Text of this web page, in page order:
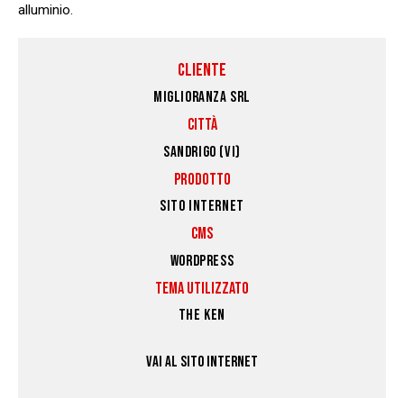
alluminio.
CLIENTE
MIGLIORANZA SRL
CITTÀ
SANDRIGO (VI)
PRODOTTO
SITO INTERNET
CMS
WORDPRESS
TEMA UTILIZZATO
THE KEN
VAI AL SITO INTERNET